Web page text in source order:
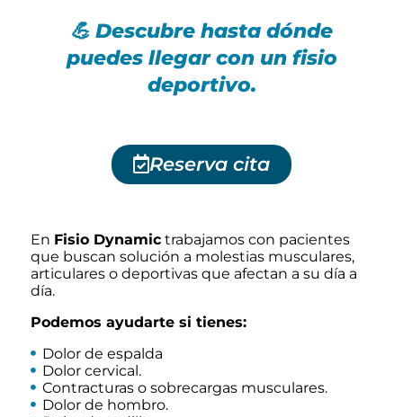
💪 Descubre hasta dónde
puedes llegar con un fisio
deportivo.
Reserva cita
En Fisio Dynamic trabajamos con pacientes
que buscan solución a molestias musculares,
articulares o deportivas que afectan a su día a
día.
Podemos ayudarte si tienes:
Dolor de espalda
Dolor cervical.
Contracturas o sobrecargas musculares.
Dolor de hombro.